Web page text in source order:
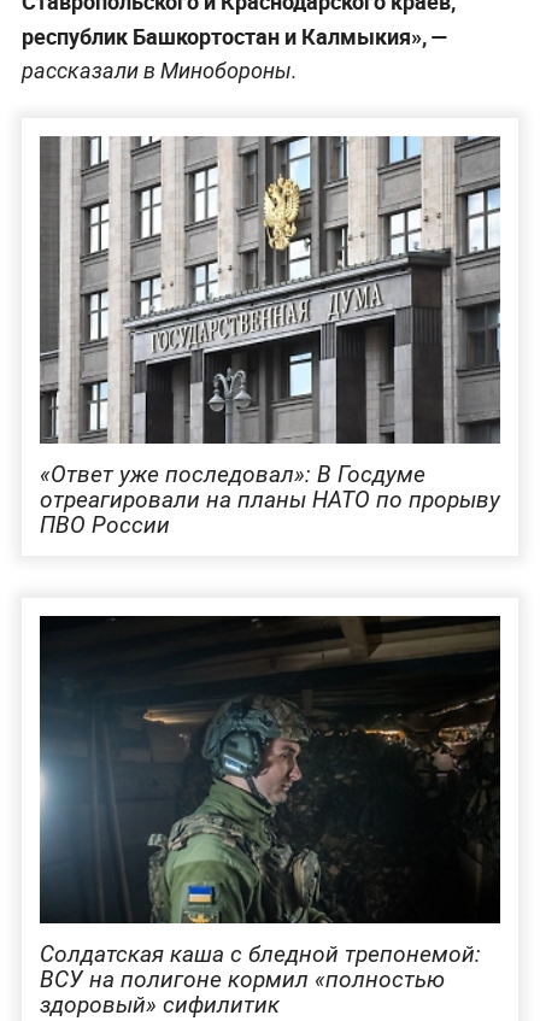
республик Башкортостан и Калмыкия», —
рассказали в Минобороны.
«Ответ уже последовал»: В Госдуме
отреагировали на планы НАТО по прорыву
ПВО России
Солдатская каша с бледной трепонемой:
ВСУ на полигоне кормил «полностью
здоровый» сифилитик